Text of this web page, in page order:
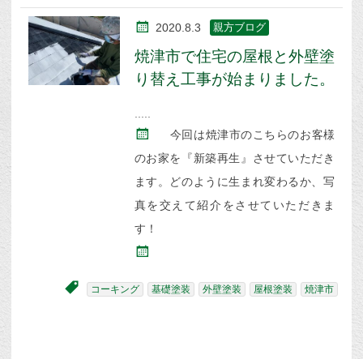
2020.8.3 親方ブログ
焼津市で住宅の屋根と外壁塗
り替え工事が始まりました。
今回は焼津市のこちらのお客様
のお家を『新築再生』させていただき
ます。どのように生まれ変わるか、写
真を交えて紹介をさせていただきま
す！
コーキング 基礎塗装 外壁塗装 屋根塗装 焼津市